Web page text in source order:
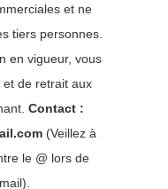
et ne
tiers personnes.
en vigueur, vous
de retrait aux
Contact :
(Veillez à
le @ lors de